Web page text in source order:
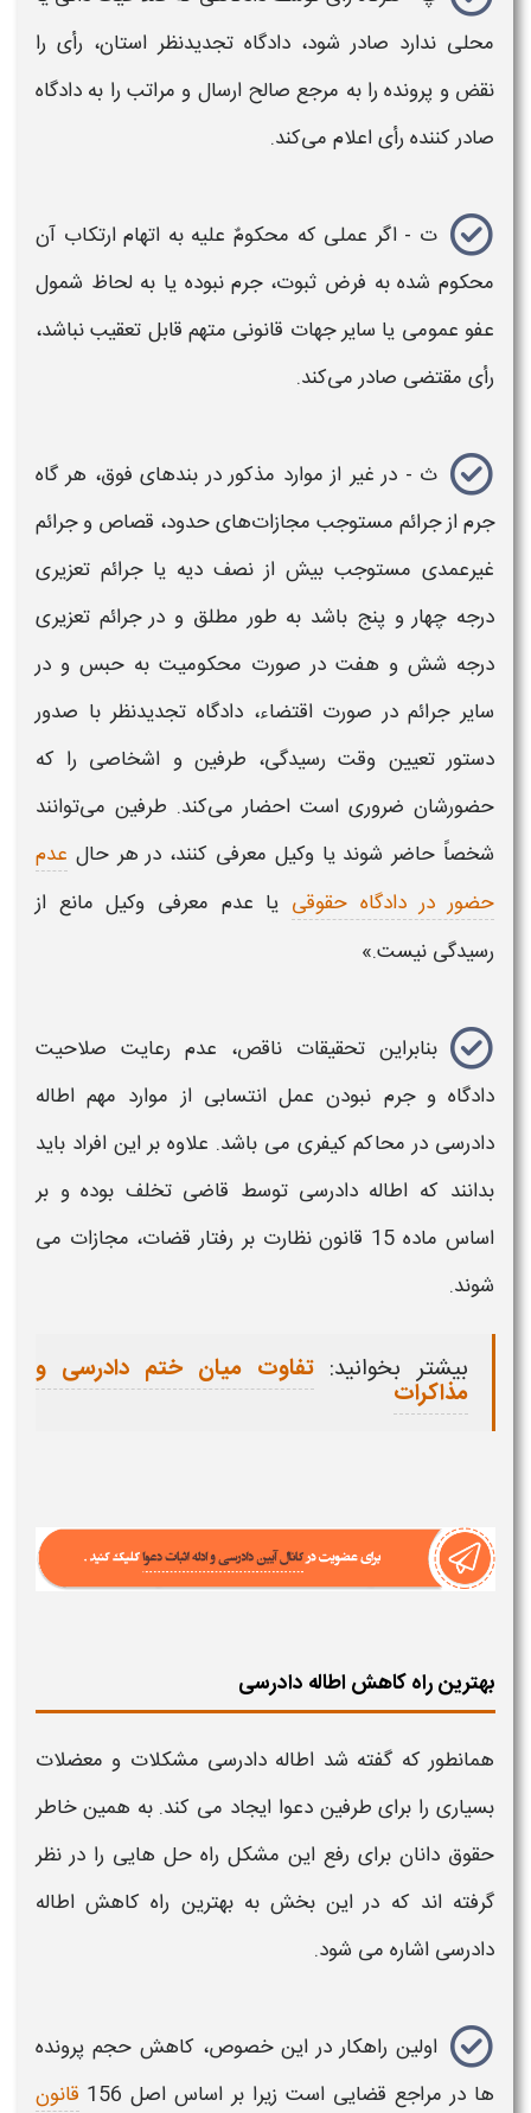
محلی ندارد صادر شود، دادگاه تجدیدنظر استان، رأی را
نقض و پرونده را به مرجع صالح ارسال و مراتب را به دادگاه
صادر کننده رأی اعلام می‌کند.
ت - اگر عملی که محکومٌ علیه به اتهام ارتکاب آن
محکوم شده به فرض ثبوت، جرم نبوده یا به لحاظ شمول
عفو عمومی یا سایر جهات قانونی متهم قابل تعقیب نباشد،
رأی مقتضی صادر می‌کند.
ث - در غیر از موارد مذکور در بندهای فوق، هر گاه
جرم از جرائم مستوجب مجازات‌های حدود، قصاص و جرائم
غیرعمدی مستوجب بیش از نصف دیه یا جرائم تعزیری
درجه چهار و پنج باشد به‌ طور مطلق و در جرائم تعزیری
درجه شش و هفت در صورت محکومیت به حبس و در
سایر جرائم در صورت اقتضاء، دادگاه تجدیدنظر با صدور
دستور تعیین وقت رسیدگی، طرفین و اشخاصی را که
حضورشان ضروری است احضار می‌کند. طرفین می‌توانند
شخصاً حاضر شوند یا وکیل معرفی کنند، در هر حال عدم
حضور در دادگاه حقوقی یا عدم معرفی وکیل مانع از
رسیدگی نیست.»
بنابراین تحقیقات ناقص، عدم رعایت صلاحیت
دادگاه و جرم نبودن عمل انتسابی از موارد مهم اطاله
دادرسی در محاکم کیفری می باشد. علاوه بر این افراد باید
بدانند که اطاله دادرسی توسط قاضی تخلف بوده و بر
اساس ماده 15 قانون نظارت بر رفتار قضات، مجازات می
شوند.
بیشتر بخوانید: تفاوت میان ختم دادرسی و
مذاکرات
بهترین راه کاهش اطاله دادرسی
همانطور که گفته شد اطاله دادرسی مشکلات و معضلات
بسیاری را برای طرفین دعوا ایجاد می کند. به همین خاطر
حقوق دانان برای رفع این مشکل راه حل هایی را در نظر
گرفته اند که در این بخش به بهترین راه کاهش اطاله
دادرسی اشاره می شود.
اولین راهکار در این خصوص، کاهش حجم پرونده
ها در مراجع قضایی است زیرا بر اساس اصل 156
قانون